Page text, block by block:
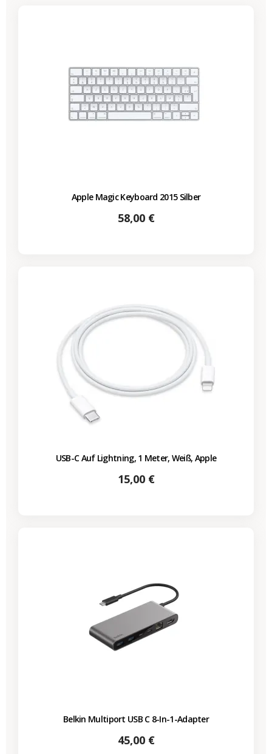
Apple Magic Keyboard 2015 Silber
Preis
58,00 €
USB-C Auf Lightning, 1 Meter, Weiß, Apple
Preis
15,00 €
Belkin Multiport USB C 8-In-1-Adapter
Preis
45,00 €